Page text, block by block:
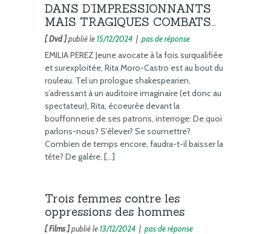
DANS D’IMPRESSIONNANTS
MAIS TRAGIQUES COMBATS…
[ Dvd ]publié le15/12/2024 | pas de réponse
EMILIA PEREZ Jeune avocate à la fois surqualifiée
et surexploitée, Rita Moro-Castro est au bout du
rouleau. Tel un prologue shakespearien,
s’adressant à un auditoire imaginaire (et donc au
spectateur), Rita, écoeurée devant la
bouffonnerie de ses patrons, interroge: De quoi
parlons-nous? S’élever? Se soumettre?
Combien de temps encore, faudra-t-il baisser la
tête? De galère, […]
Trois femmes contre les
oppressions des hommes
[ Films ]publié le13/12/2024 | pas de réponse